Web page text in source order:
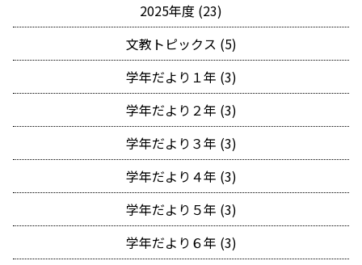
2025年度 (23)
文教トピックス (5)
学年だより１年 (3)
学年だより２年 (3)
学年だより３年 (3)
学年だより４年 (3)
学年だより５年 (3)
学年だより６年 (3)